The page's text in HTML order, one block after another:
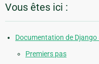
Vous êtes ici :
Documentation de Django
Premiers pas